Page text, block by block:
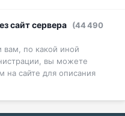
сайт сервера
(44 490
вам, по какой иной
вы можете
на сайте для описания